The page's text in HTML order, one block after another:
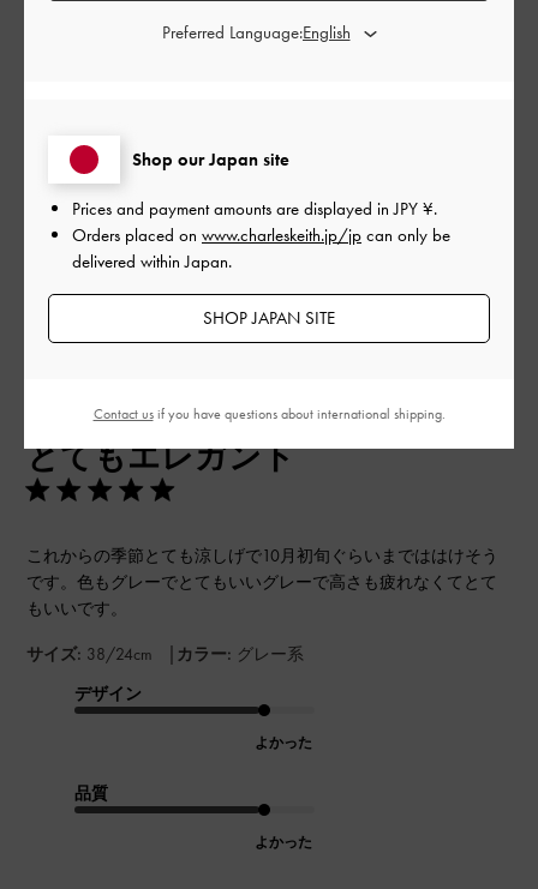
フィルター
並べ替え: 最新
ご利用者様
とてもエレガント
これからの季節とても涼しげで10月初旬ぐらいまでははけそう
です。色もグレーでとてもいいグレーで高さも疲れなくてとて
もいいです。
サイズ: 38/24cm | カラー: グレー系
デザイン
よかった
品質
よかった
日
Shop our Japan site
Prices and payment amounts are displayed inJPY ¥.
Orders placed on www.charleskeith.jp/jp can only be
delivered within Japan.
SHOP JAPAN SITE
Preferred Language:
Contact usif you have questions about international shipping.